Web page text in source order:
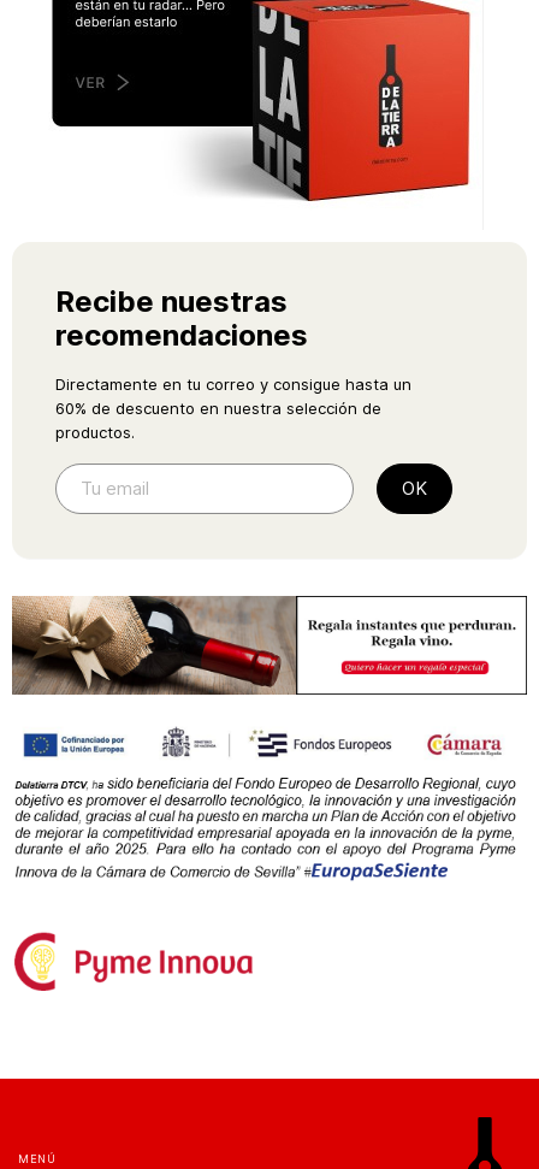
Recibe nuestras
recomendaciones
Directamente en tu correo y consigue hasta un
60% de descuento en nuestra selección de
productos.
MENÚ